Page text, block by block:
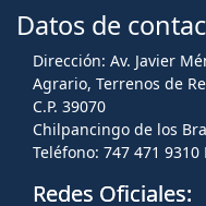
Datos de
Dirección: Av. Javier
Agrario, Terrenos de
C.P. 39070
Chilpancingo de los
Teléfono: 747 471 9310
Redes Oficiales: